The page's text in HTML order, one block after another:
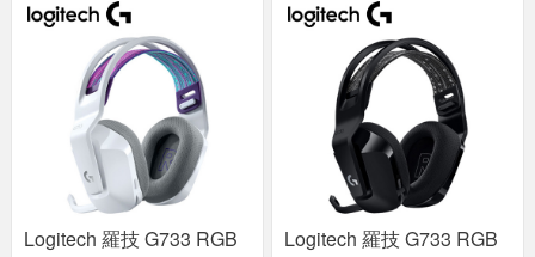
Logitech 羅技 G733 RGB
Logitech 羅技 G733 RGB